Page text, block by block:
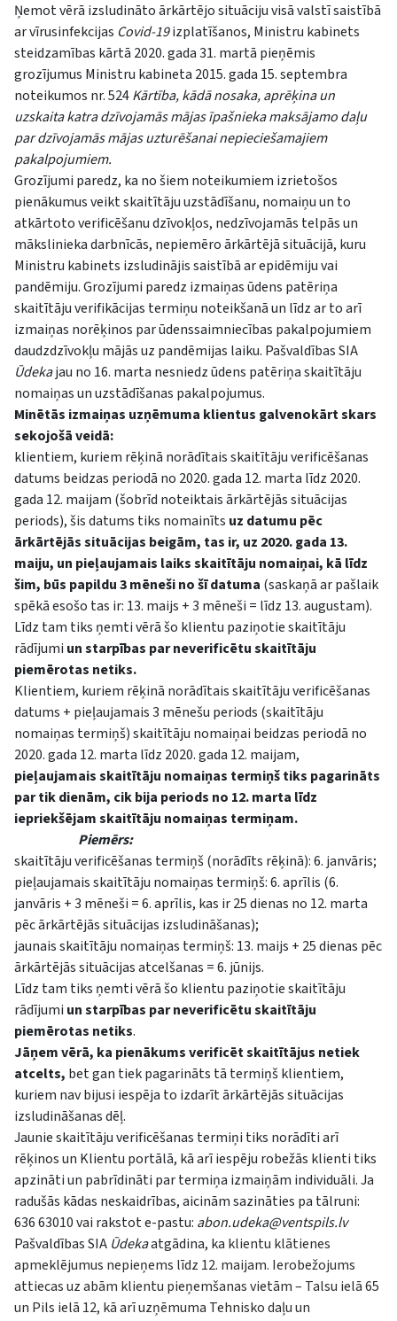
Ņemot vērā izsludināto ārkārtējo situāciju visā valstī saistībā
ar vīrusinfekcijas Covid-19izplatīšanos, Ministru kabinets
steidzamības kārtā 2020. gada 31. martā pieņēmis
grozījumus Ministru kabineta 2015. gada 15. septembra
noteikumos nr. 524Kārtība, kādā nosaka, aprēķina un
uzskaita katra dzīvojamās mājas īpašnieka maksājamo daļu
par dzīvojamās mājas uzturēšanai nepieciešamajiem
pakalpojumiem.
Grozījumi paredz, ka no šiem noteikumiem izrietošos
pienākumus veikt skaitītāju uzstādīšanu, nomaiņu un to
atkārtoto verificēšanu dzīvokļos, nedzīvojamās telpās un
mākslinieka darbnīcās, nepiemēro ārkārtējā situācijā, kuru
Ministru kabinets izsludinājis saistībā ar epidēmiju vai
pandēmiju. Grozījumi paredz izmaiņas ūdens patēriņa
skaitītāju verifikācijas termiņu noteikšanā un līdz ar to arī
izmaiņas norēķinos par ūdenssaimniecības pakalpojumiem
daudzdzīvokļu mājās uz pandēmijas laiku. Pašvaldības SIA
Ūdekajau no 16. marta nesniedz ūdens patēriņa skaitītāju
nomaiņas un uzstādīšanas pakalpojumus.
Minētās izmaiņas uzņēmuma klientus galvenokārt skars
sekojošā veidā:
klientiem, kuriem rēķinā norādītais skaitītāju verificēšanas
datums beidzas periodā no 2020. gada 12. marta līdz 2020.
gada 12. maijam (šobrīd noteiktais ārkārtējās situācijas
periods), šis datums tiks nomainīts uz datumu pēc
ārkārtējās situācijas beigām, tas ir, uz 2020. gada 13.
maiju, un pieļaujamais laiks skaitītāju nomaiņai, kā līdz
šim, būs papildu 3 mēneši no šī datuma (saskaņā ar pašlaik
spēkā esošo tas ir: 13. maijs + 3 mēneši = līdz 13. augustam).
Līdz tam tiks ņemti vērā šo klientu paziņotie skaitītāju
rādījumi un starpības par neverificētu skaitītāju
piemērotas netiks.
Klientiem, kuriem rēķinā norādītais skaitītāju verificēšanas
datums + pieļaujamais 3 mēnešu periods (skaitītāju
nomaiņas termiņš) skaitītāju nomaiņai beidzas periodā no
2020. gada 12. marta līdz 2020. gada 12. maijam,
pieļaujamais skaitītāju nomaiņas termiņš tiks pagarināts
par tik dienām, cik bija periods no 12. marta līdz
iepriekšējam skaitītāju nomaiņas termiņam.
Piemērs:
skaitītāju verificēšanas termiņš (norādīts rēķinā): 6. janvāris;
pieļaujamais skaitītāju nomaiņas termiņš: 6. aprīlis (6.
janvāris + 3 mēneši = 6. aprīlis, kas ir 25 dienas no 12. marta
pēc ārkārtējās situācijas izsludināšanas);
jaunais skaitītāju nomaiņas termiņš: 13. maijs + 25 dienas pēc
ārkārtējās situācijas atcelšanas = 6. jūnijs.
Līdz tam tiks ņemti vērā šo klientu paziņotie skaitītāju
rādījumi un starpības par neverificētu skaitītāju
piemērotas netiks.
Jāņem vērā, ka pienākums verificēt skaitītājus netiek
atcelts, bet gan tiek pagarināts tā termiņš klientiem,
kuriem nav bijusi iespēja to izdarīt ārkārtējās situācijas
izsludināšanas dēļ.
Jaunie skaitītāju verificēšanas termiņi tiks norādīti arī
rēķinos un Klientu portālā, kā arī iespēju robežās klienti tiks
apzināti un pabrīdināti par termiņa izmaiņām individuāli. Ja
radušās kādas neskaidrības, aicinām sazināties pa tālruni:
636 63010 vai rakstot e-pastu: abon.udeka@ventspils.lv
Pašvaldības SIA Ūdekaatgādina, ka klientu klātienes
apmeklējumus nepieņems līdz 12. maijam. Ierobežojums
attiecas uz abām klientu pieņemšanas vietām – Talsu ielā 65
un Pils ielā 12, kā arī uzņēmuma Tehnisko daļu un